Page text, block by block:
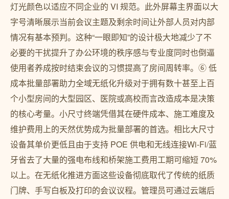
灯光颜色以适应不同企业的 VI 规范。此外屏幕主界面以大
字号清晰展示当前会议主题及剩余时间让外部人员对内部
情况有基本预判。这种“一眼即知”的设计极大地减少了不
必要的干扰提升了办公环境的秩序感与专业度同时也倒逼
使用者养成按时结束会议的习惯提高了房间周转率。⑥ 低
成本批量部署助力全域无纸化升级对于拥有数十甚至上百
个小型房间的大型园区、医院或高校而言改造成本是决策
的核心考量。小尺寸终端凭借其在硬件成本、施工难度及
维护费用上的天然优势成为批量部署的首选。相比大尺寸
设备其单价更低且由于支持 POE 供电和无线连接Wi-Fi/蓝
牙省去了大量的强电布线和桥架施工费用工期可缩短 70%
以上。在无纸化推进方面这些设备彻底取代了传统的纸质
门牌、手写白板及打印的会议议程。管理员可通过云端后